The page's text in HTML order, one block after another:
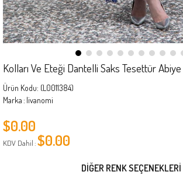
Kolları Ve Eteği Dantelli Saks Tesettür
(L0011384)
Marka : livanomi
$0.00
KDV Dahil :$0.00
DIĞER RENK SEÇENEKLERI